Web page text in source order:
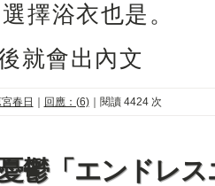
擇浴衣也是。
就會出內文
春日 回應：(6)｜閱讀 4424 次
鬱「エンドレ